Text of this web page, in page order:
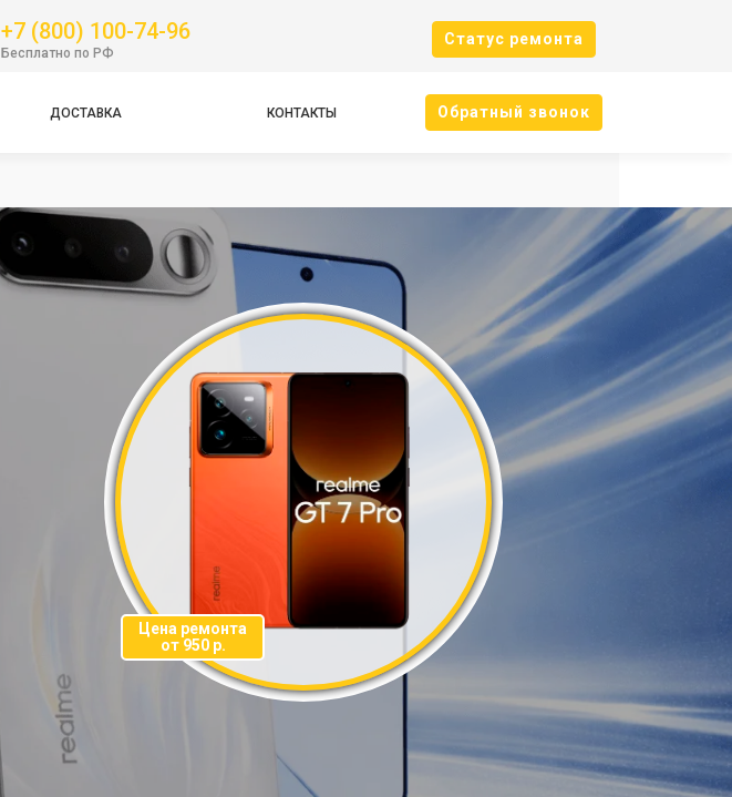
+7 (800) 100-74-96
Бесплатно по РФ
Cтатус ремонта
ДОСТАВКА КОНТАКТЫ Oбратный звонок
Цена ремонта
от 950 р.